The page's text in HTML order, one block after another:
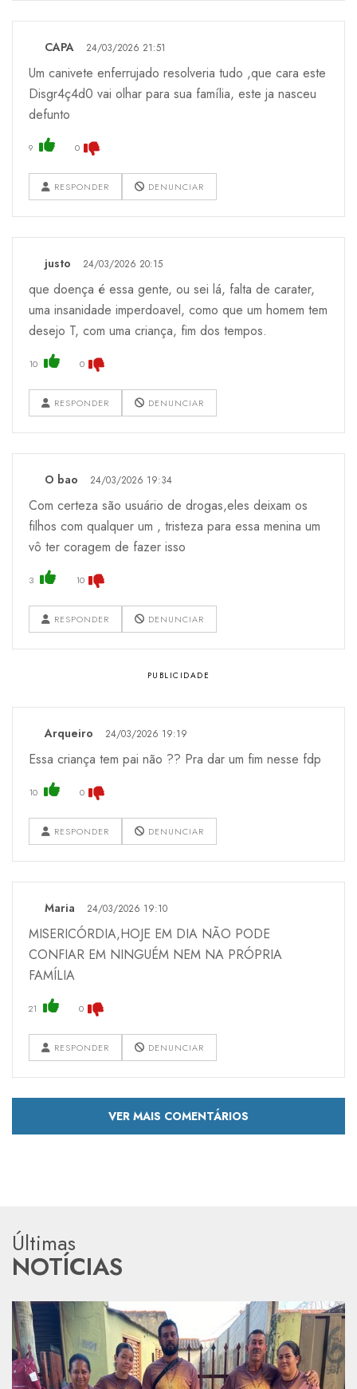
CAPA 24/03/2026 21:51
Um canivete enferrujado resolveria tudo ,que cara este
Disgr4ç4d0 vai olhar para sua família, este ja nasceu
defunto
9 0
RESPONDER DENUNCIAR
justo 24/03/2026 20:15
que doença é essa gente, ou sei lá, falta de carater,
uma insanidade imperdoavel, como que um homem tem
desejo T, com uma criança, fim dos tempos.
10 0
RESPONDER DENUNCIAR
O bao 24/03/2026 19:34
Com certeza são usuário de drogas,eles deixam os
filhos com qualquer um , tristeza para essa menina um
vô ter coragem de fazer isso
3 10
RESPONDER DENUNCIAR
Arqueiro 24/03/2026 19:19
Essa criança tem pai não ?? Pra dar um fim nesse fdp
10 0
RESPONDER DENUNCIAR
Maria 24/03/2026 19:10
MISERICÓRDIA,HOJE EM DIA NÃO PODE
CONFIAR EM NINGUÉM NEM NA PRÓPRIA
FAMÍLIA
21 0
RESPONDER DENUNCIAR
VER MAIS COMENTÁRIOS
Últimas
NOTÍCIAS